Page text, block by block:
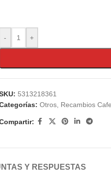
- +
5313218361
Otros, Recambios
Y RESPUESTAS